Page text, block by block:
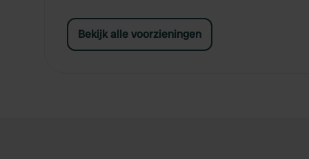
Bekijk alle voorzieningen